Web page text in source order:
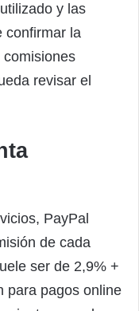
y las
confirmar la
revisar el
PayPal
de cada
ser de 2,9% +
para pagos online